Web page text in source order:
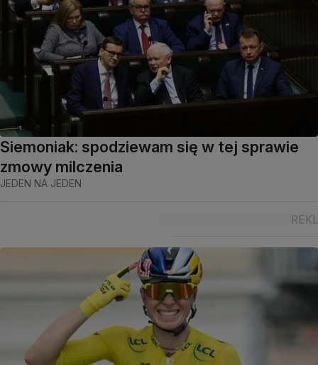
Siemoniak: spodziewam się w tej sprawie
zmowy milczenia
JEDEN NA JEDEN